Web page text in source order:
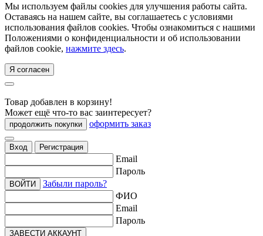
Мы используем файлы cookies для улучшения работы сайта.
Оставаясь на нашем сайте, вы соглашаетесь с условиями
использования файлов cookies. Чтобы ознакомиться с нашими
Положениями о конфиденциальности и об использовании
файлов cookie, нажмите здесь.
Я согласен
Товар добавлен в корзину!
Может ещё что-то вас заинтересует?
продолжить покупки оформить заказ
Вход Регистрация
Email
Пароль
ВОЙТИ
Забыли пароль?
ФИО
Email
Пароль
ЗАВЕСТИ АККАУНТ